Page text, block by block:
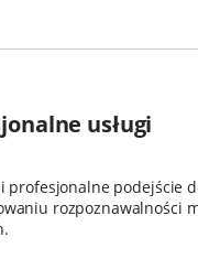
usługi
profesjonalne podejście
rozpoznawalności